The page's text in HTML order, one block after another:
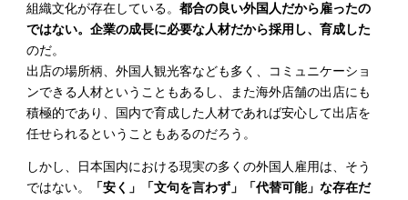
組織文化が存在している。都合の良い外国人だから雇ったの
ではない。企業の成長に必要な人材だから採用し、育成した
のだ。
出店の場所柄、外国人観光客なども多く、コミュニケーショ
ンできる人材ということもあるし、また海外店舗の出店にも
積極的であり、国内で育成した人材であれば安心して出店を
任せられるということもあるのだろう。
しかし、日本国内における現実の多くの外国人雇用は、そう
ではない。
「安く」「文句を言わず」「代替可能」な存在だ